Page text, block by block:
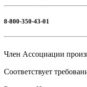
8-800-350-43-01
Член Ассоциации
Соответствует